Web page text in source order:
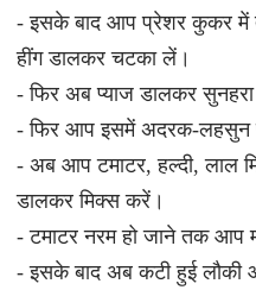
- इसके बाद आप प्रेशर कुकर में
हींग डालकर चटका लें।
- फिर अब प्याज डालकर
- फिर आप इसमें अदरक-लहसुन
- अब आप टमाटर, हल्दी, लाल
डालकर मिक्स करें।
- टमाटर नरम हो जाने तक आप
- इसके बाद अब कटी हुई लौकी